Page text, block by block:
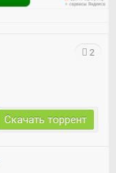
Скачать торрент
2